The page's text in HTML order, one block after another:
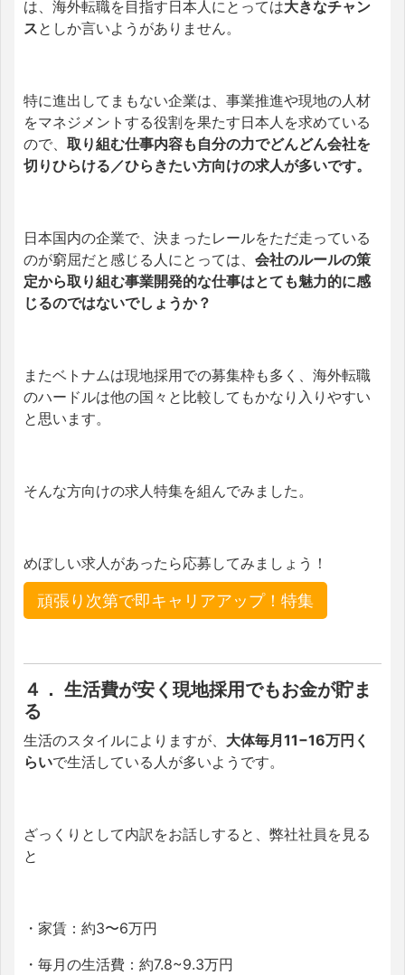
は、海外転職を目指す日本人にとっては大きなチャン
スとしか言いようがありません。
特に進出してまもない企業は、事業推進や現地の人材
をマネジメントする役割を果たす日本人を求めている
ので、 取り組む仕事内容も自分の力でどんどん会社を
切りひらける／ひらきたい方向けの求人が多いです。
日本国内の企業で、決まったレールをただ走っている
のが窮屈だと感じる人にとっては、 会社のルールの策
定から取り組む事業開発的な仕事はとても魅力的に感
じるのではないでしょうか？
またベトナムは現地採用での募集枠も多く、海外転職
のハードルは他の国々と比較してもかなり入りやすい
と思います。
そんな方向けの求人特集を組んでみました。
めぼしい求人があったら応募してみましょう！
頑張り次第で即キャリアアップ！特集
４． 生活費が安く現地採用でもお金が貯ま
る
生活のスタイルによりますが、 大体毎月11−16万円く
らいで生活している人が多いようです。
ざっくりとして内訳をお話しすると、弊社社員を見る
と
・家賃：約3〜6万円
・毎月の生活費：約7.8~9.3万円